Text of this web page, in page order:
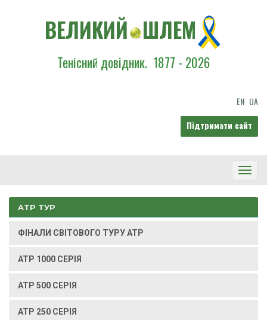
ВЕЛИКИЙ ШЛЕМ
Тенісний довідник. 1877 - 2026
EN UA
Підтримати сайт
ATP ТУР
ФІНАЛИ СВІТОВОГО ТУРУ ATP
ATP 1000 СЕРІЯ
ATP 500 СЕРІЯ
ATP 250 СЕРІЯ